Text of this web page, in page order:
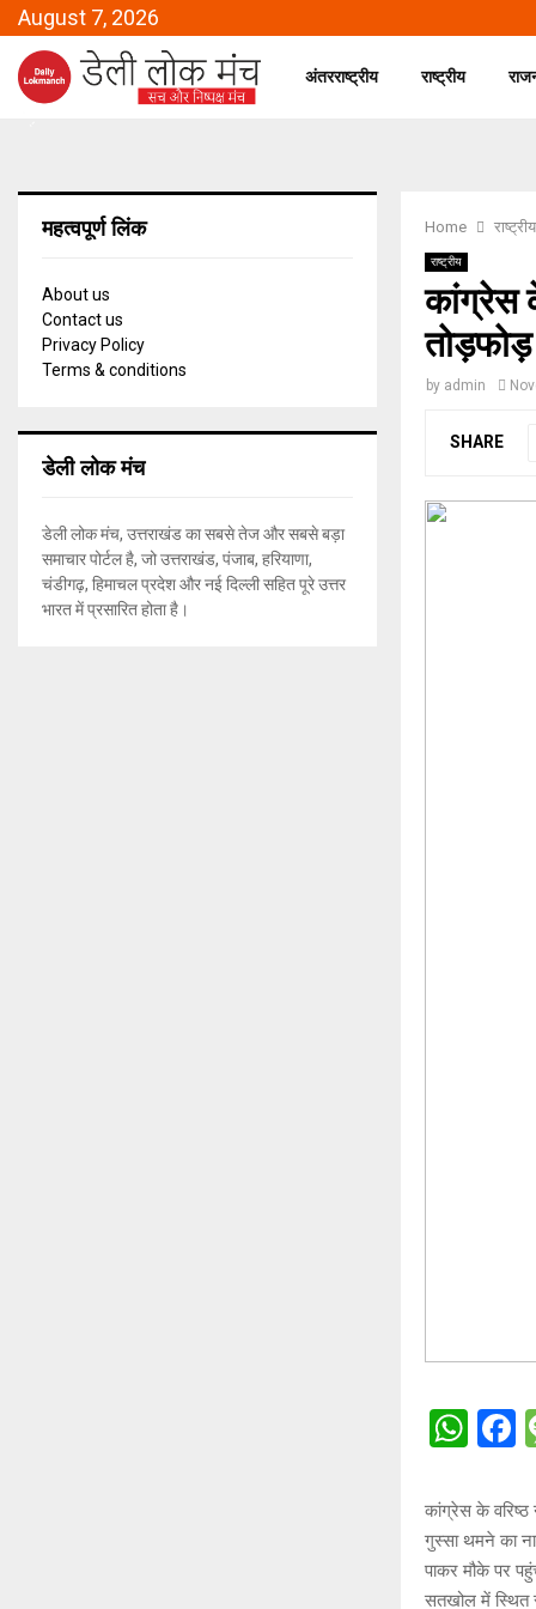
August 7, 2026
अंतरराष्ट्रीय राष्ट्रीय
Home राष्ट्रीय
राष्ट्रीय
कांग्रेस
by admin
SHARE
W
at
s
A
F
b
o
कांग्रेस के वरिष्ठ
गुस्सा थमने का
पाकर मौके पर
सतखोल में स्थित
महत्वपूर्ण लिंक
About us
Contact us
Privacy Policy
Terms & conditions
डेली लोक मंच
डेली लोक मंच, उत्तराखंड का सबसे तेज और सबसे बड़ा
समाचार पोर्टल है, जो उत्तराखंड, पंजाब, हरियाणा,
चंडीगढ़, हिमाचल प्रदेश और नई दिल्ली सहित पूरे उत्तर
भारत में प्रसारित होता है।